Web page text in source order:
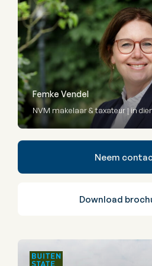
Femke Vendel
NVM makelaar & taxateur | in
Neem
Download